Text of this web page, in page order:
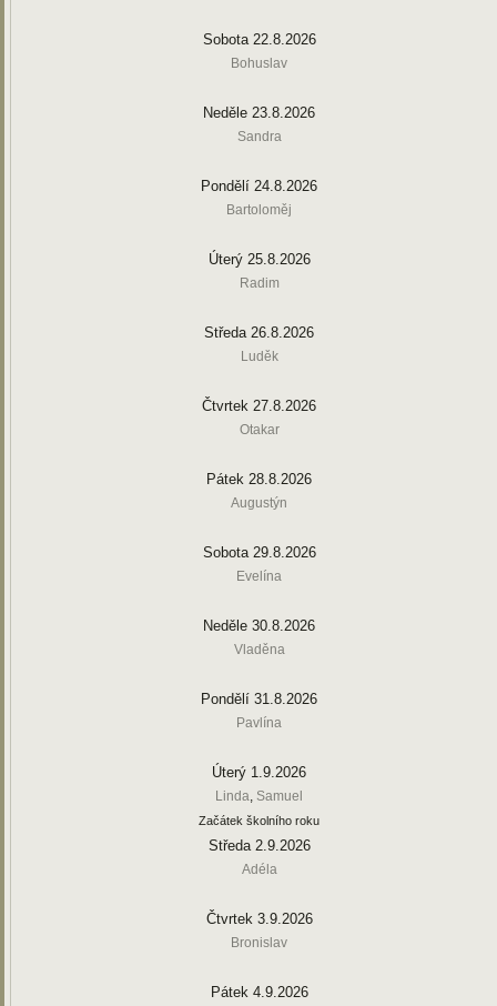
Sobota 22.8.2026
Bohuslav
Neděle 23.8.2026
Sandra
Pondělí 24.8.2026
Bartoloměj
Úterý 25.8.2026
Radim
Středa 26.8.2026
Luděk
Čtvrtek 27.8.2026
Otakar
Pátek 28.8.2026
Augustýn
Sobota 29.8.2026
Evelína
Neděle 30.8.2026
Vladěna
Pondělí 31.8.2026
Pavlína
Úterý 1.9.2026
Linda, Samuel
Začátek školního roku
Středa 2.9.2026
Adéla
Čtvrtek 3.9.2026
Bronislav
Pátek 4.9.2026